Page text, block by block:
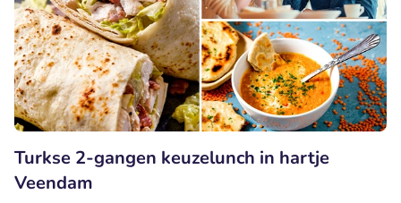
Turkse 2-gangen keuzelunch in hartje
Veendam